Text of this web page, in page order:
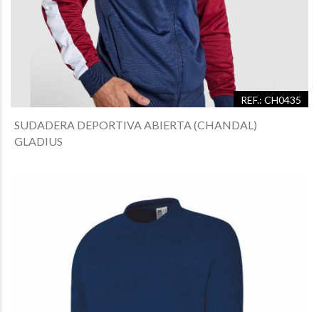
REF.: CH0435
SUDADERA DEPORTIVA ABIERTA (CHANDAL)
GLADIUS